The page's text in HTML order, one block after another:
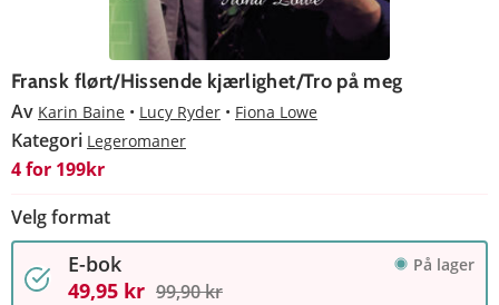
Fransk flørt/Hissende kjærlighet/Tro på meg
Av Karin Baine Lucy Ryder Fiona Lowe
Kategori Legeromaner
4 for 199kr
Velg format
E-bok På lager
49,95 kr 99,90 kr